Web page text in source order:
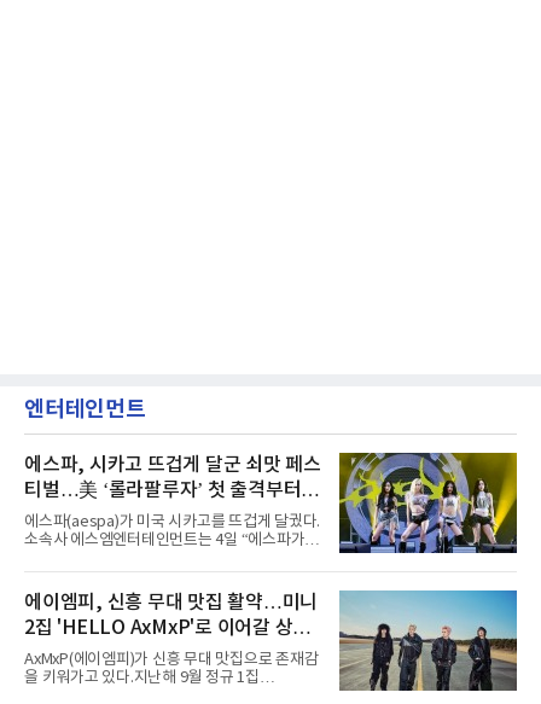
엔터테인먼트
에스파, 시카고 뜨겁게 달군 쇠맛 페스
티벌…美 ‘롤라팔루자’ 첫 출격부터
증명한 존재감
에스파(aespa)가 미국 시카고를 뜨겁게 달궜다.
소속사 에스엠엔터테인먼트는 4일 “에스파가
서 열린 ‘롤라팔루자 시카고’(Lollapalooza
Chicago)의 알리안츠 스테이지에 올랐다”며
“총 14곡으로 구성된 세트리스트를 선사, 데뷔 7
년 차다운 노련한 무대 매너와 파워풀한 에너지
로 현장의 분위기를 압도했다”고 밝혔다.1991
년 시작된 ‘롤라팔루자’는 8개 스테이지, 170여
팀의 아티스트와 40만 명 이상의 관객이 운집하
에이엠피, 신흥 무대 맛집 활약…미니
2집 'HELLO AxMxP'로 이어갈 상승
세
AxMxP(에이엠피)가 신흥 무대 맛집으로 존재감
을 키워가고 있다.지난해 9월 정규 1집